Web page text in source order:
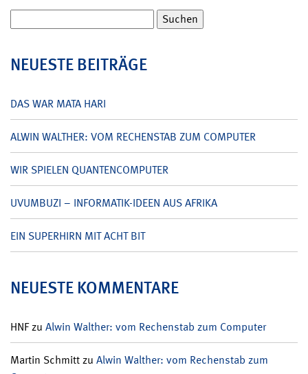
nach:
NEUESTE BEITRÄGE
DAS WAR MATA HARI
ALWIN WALTHER: VOM RECHENSTAB ZUM COMPUTER
WIR SPIELEN QUANTENCOMPUTER
UVUMBUZI – INFORMATIK-IDEEN AUS AFRIKA
EIN SUPERHIRN MIT ACHT BIT
NEUESTE KOMMENTARE
HNFzu Alwin Walther: vom Rechenstab zum Computer
Martin Schmittzu Alwin Walther: vom Rechenstab zum